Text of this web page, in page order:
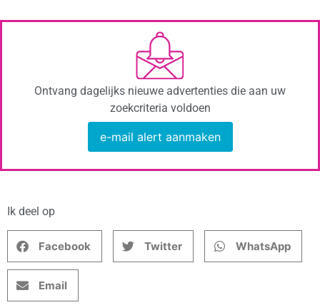
Ontvang dagelijks nieuwe advertenties die aan uw
zoekcriteria voldoen
e-mail alert aanmaken
Ik deel op
Facebook Twitter WhatsApp
Email